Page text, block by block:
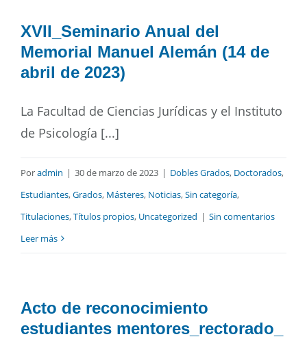
XVII_Seminario Anual del
Memorial Manuel Alemán (14 de
abril de 2023)
La Facultad de Ciencias Jurídicas y el Instituto
de Psicología [...]
Poradmin | 30 de marzo de 2023 | Dobles Grados, Doctorados,
Estudiantes,Grados, Másteres, Noticias,Sin categoría,
Titulaciones,Títulos propios, Uncategorized | Sin comentarios
Leer más
Acto de reconocimiento
estudiantes mentores_rectorado_